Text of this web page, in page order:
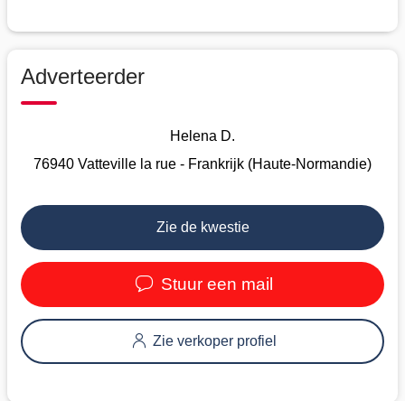
Adverteerder
Helena D.
76940 Vatteville la rue - Frankrijk (Haute-Normandie)
Zie de kwestie
Stuur een mail
Zie verkoper profiel